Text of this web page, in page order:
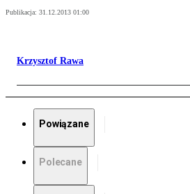
Publikacja: 31.12.2013 01:00
Krzysztof Rawa
Powiązane
Polecane